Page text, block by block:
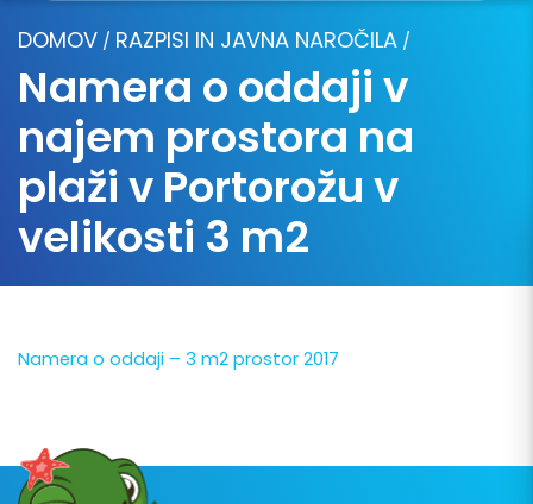
DOMOV / RAZPISI IN JAVNA NAROČILA /
Namera o oddaji v
najem prostora na
plaži v Portorožu v
velikosti 3 m2
Namera o oddaji – 3 m2 prostor 2017